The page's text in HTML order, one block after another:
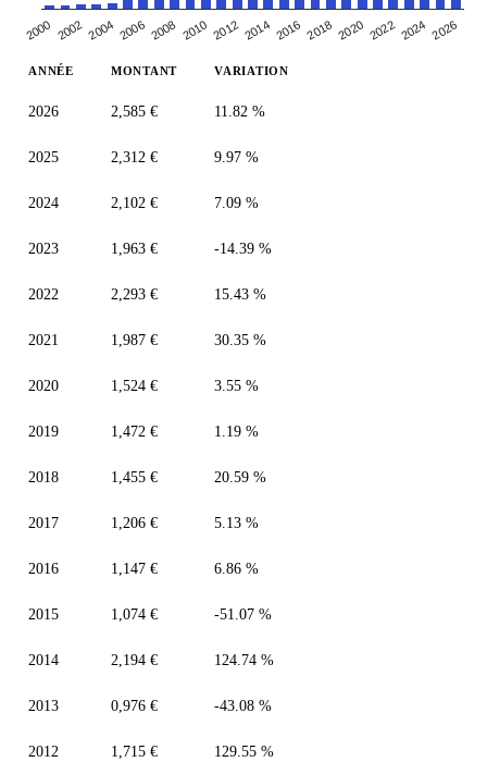
2000 2002 2004 2006 2008 2010 2012 2014 2016 2018 2020 2022 2024 2026
ANNÉE MONTANT VARIATION
2026 2,585 € 11.82 %
2025 2,312 € 9.97 %
2024 2,102 € 7.09 %
2023 1,963 € -14.39 %
2022 2,293 € 15.43 %
2021 1,987 € 30.35 %
2020 1,524 € 3.55 %
2019 1,472 € 1.19 %
2018 1,455 € 20.59 %
2017 1,206 € 5.13 %
2016 1,147 € 6.86 %
2015 1,074 € -51.07 %
2014 2,194 € 124.74 %
2013 0,976 € -43.08 %
2012 1,715 € 129.55 %